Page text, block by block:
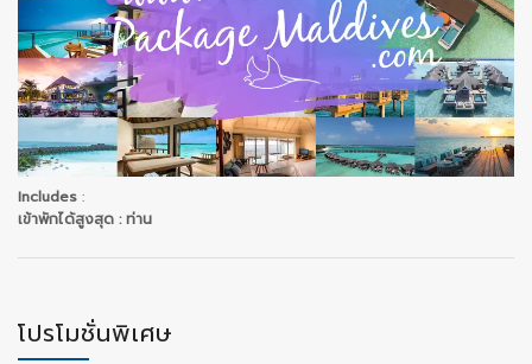
Includes :
เข้าพักได้สูงสุด : ท่าน
โปรโมชั่นพิเศษ